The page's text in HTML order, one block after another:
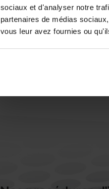
sociaux et d'analyser notre
partenaires de médias
vous leur avez fournies ou